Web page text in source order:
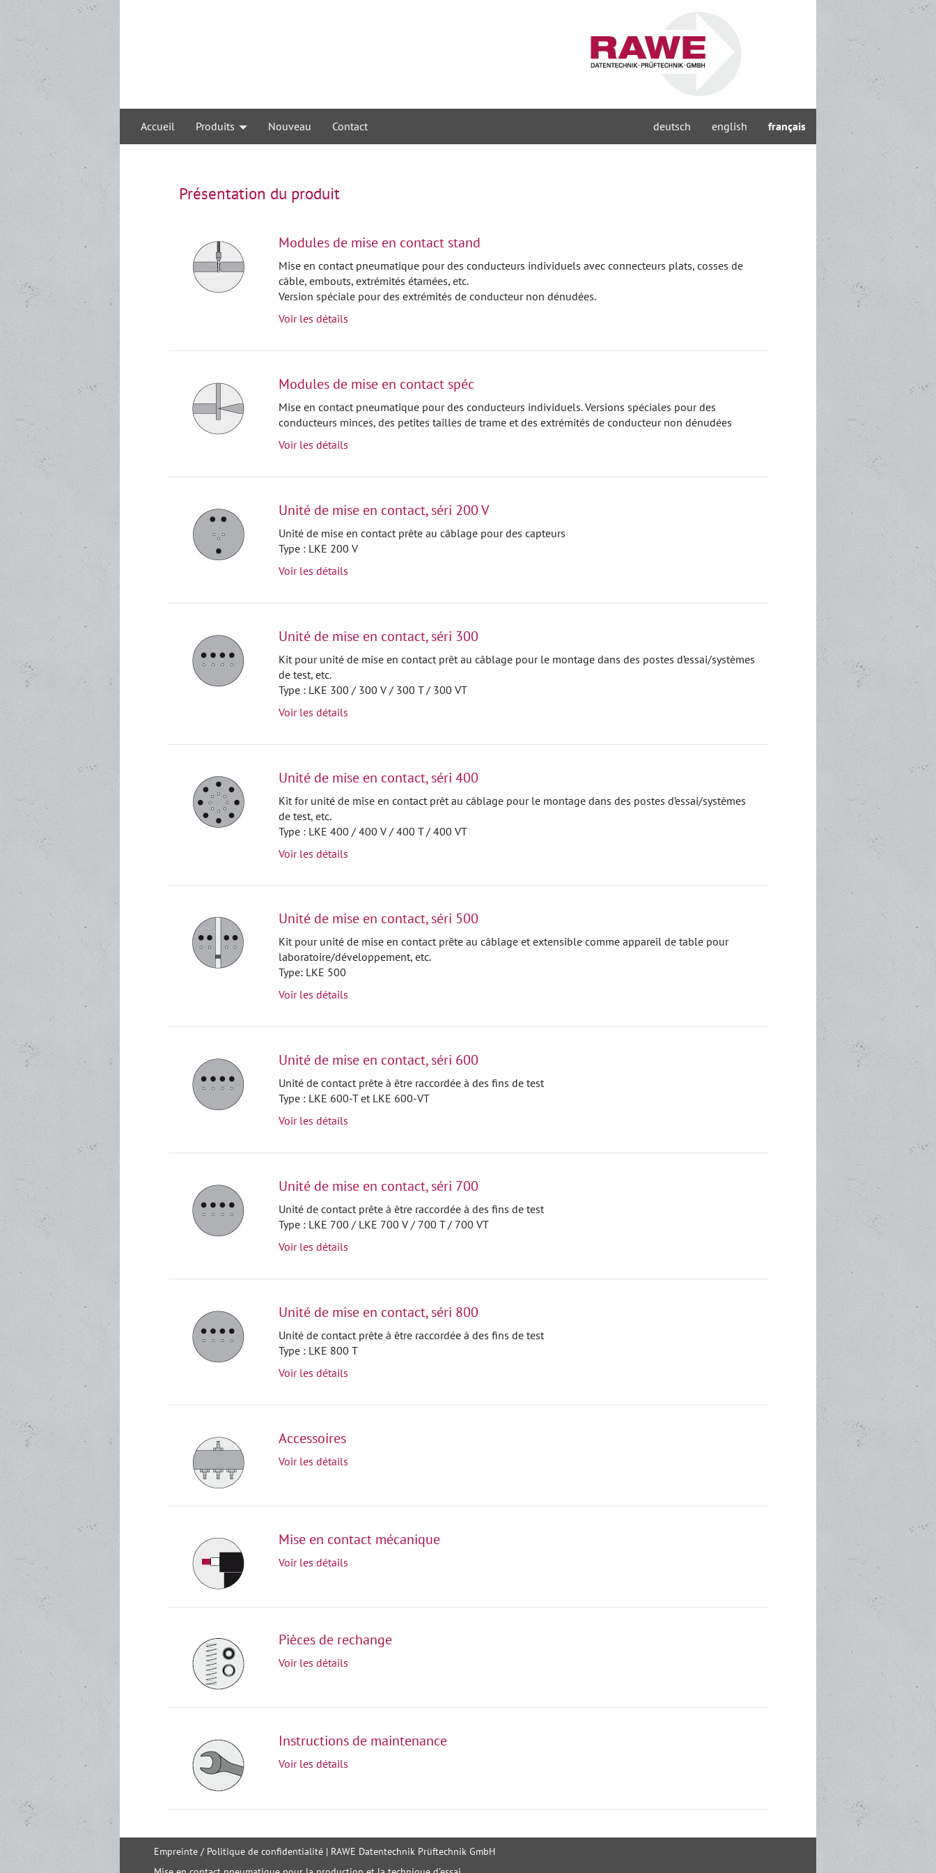
Accueil Produits Nouveau Contact deutsch english français
Présentation du produit
Modules de mise en contact stand
Mise en contact pneumatique pour des conducteurs individuels avec connecteurs plats, cosses de
câble, embouts, extrémités étamées, etc.
Version spéciale pour des extrémités de conducteur non dénudées.
Voir les détails
Modules de mise en contact spéc
Mise en contact pneumatique pour des conducteurs individuels. Versions spéciales pour des
conducteurs minces, des petites tailles de trame et des extrémités de conducteur non dénudées
Voir les détails
Unité de mise en contact, séri 200 V
Unité de mise en contact prête au câblage pour des capteurs
Type : LKE 200 V
Voir les détails
Unité de mise en contact, séri 300
Kit pour unité de mise en contact prêt au câblage pour le montage dans des postes d’essai/systèmes
de test, etc.
Type : LKE 300 / 300 V / 300 T / 300 VT
Voir les détails
Unité de mise en contact, séri 400
Kit for unité de mise en contact prêt au câblage pour le montage dans des postes d’essai/systèmes
de test, etc.
Type : LKE 400 / 400 V / 400 T / 400 VT
Voir les détails
Unité de mise en contact, séri 500
Kit pour unité de mise en contact prête au câblage et extensible comme appareil de table pour
laboratoire/développement, etc.
Type: LKE 500
Voir les détails
Unité de mise en contact, séri 600
Unité de contact prête à être raccordée à des fins de test
Type : LKE 600-T et LKE 600-VT
Voir les détails
Unité de mise en contact, séri 700
Unité de contact prête à être raccordée à des fins de test
Type : LKE 700 / LKE 700 V / 700 T / 700 VT
Voir les détails
Unité de mise en contact, séri 800
Unité de contact prête à être raccordée à des fins de test
Type : LKE 800 T
Voir les détails
Accessoires
Voir les détails
Mise en contact mécanique
Voir les détails
Pièces de rechange
Voir les détails
Instructions de maintenance
Voir les détails
Empreinte/ Politique de confidentialité| RAWE Datentechnik Prüftechnik GmbH